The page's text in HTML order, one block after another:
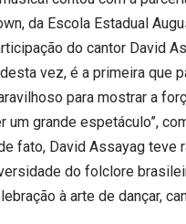
da Escola Estadual
do cantor David
vez, é a primeira que
para mostrar a
um grande espetáculo”,
fato, David Assayag teve
do folclore
à arte de dançar,